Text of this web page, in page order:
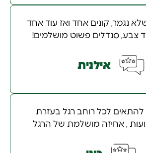
נגמר, קונים אחד ואז עוד אחד
צבע, סנדלים פשוט מושלמים!
אילנית
להתאים לכל רוחב רגל בעזרת
, אחיזה מושלמת של הרגל